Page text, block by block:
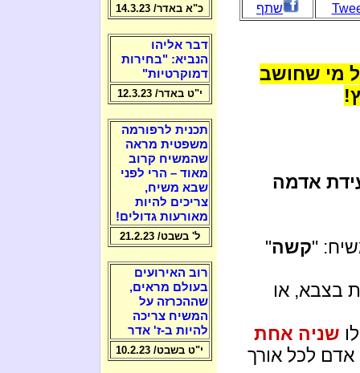
שתף
מי שחושב
אדמה
"קשה"
בצבא, או
שניה אחת
אדם לכל אורך
כ"א באדר/ 14.3.23
דבר אליהו
הנביא: "בחירות
דמוקרטיות"
י"ט באדר/ 12.3.23
תכנית לרפורמה
משפטית מראה
שהמשיח קרוב
מאוד – הרי לפני
שבא משיח,
צריכים להיות
מאורעות גדולים!
ל' בשבט/ 21.2.23
רוב האירועים
בעולם מראים,
שההכרזה על
המשיח צריכה
להיות ב-ז' אדר
י"ט בשבט/ 10.2.23